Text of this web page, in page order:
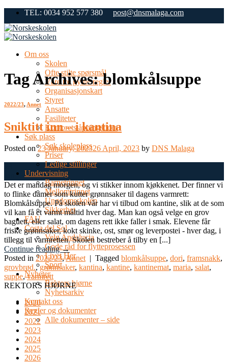
Skip
content
TEL: 0034 952 577 380 post@dnsmalaga.com
Om oss
Skolen
Ofte stilte spørsmål
Våre tre gylne regler
Organisasjonskart
Styret
Ansatte
Fasiliteter
Kontorets åpningstider
Søk plass
Søk skoleplass
Priser
Ledige stillinger
Undervisning
Barnetrinnet
Mellomtrinnet
Ungdomsskolen
Sikkerhet
FAU
Costa del Sol
Velg Andalucia
Gode råd for flytteprosessen
Livet Her
Sport
Nyheter
Rektors hjørne
Nyhetsarkiv
Kontakt oss
Regler og dokumenter
Alle dokumenter – side
Tag Archives:blomkålsuppe
2022/23,Annet
Sniktitt inn – i kantina
Posted on23 January, 202326 April, 2023 by DNS Malaga
Det er mandag morgen, og vi stikker innom kjøkkenet. Der finner vi
to flinke damer som kutter grønnsaker til dagens varmrett:
Blomkålsuppe. På skolen vår har vi tilbud om kantine, slik at de som
vil kan få et varmt måltid hver dag. Man kan også velge en grov
baguett, eller salat, om dagens rett ikke faller i smak. Elevene får
friske grønnsaker, kokt skinke, ost, smør og leverpostei - hver dag, i
tillegg til varmretten. Skolen bestreber å tilby en [...]
Continue reading→
Posted in 2022/23,Annet | Tagged blomkålsuppe, dori, framsnakk,
grovbrød.,grønnsaker, kantina, kantine, kantinemat, maria, salat,
suppe,varmrett
REKTORS HJØRNE
2020
2021
2022
2023
2024
2025
2026